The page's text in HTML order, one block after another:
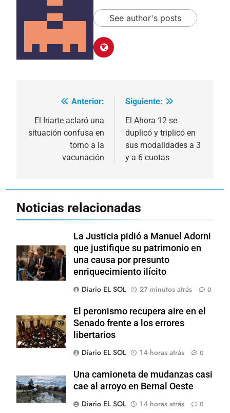
See author's posts
Navegación
de
entradas
Anterior:
El Iriarte aclaró una
situación confusa en
torno a la
vacunación
Siguiente:
El Ahora 12 se
duplicó y triplicó en
sus modalidades a 3
y a 6 cuotas
Noticias relacionadas
La Justicia pidió a Manuel Adorni
que justifique su patrimonio en
una causa por presunto
enriquecimiento ilícito
Diario EL SOL
27 minutos atrás 0
El peronismo recupera aire en el
Senado frente a los errores
libertarios
Diario EL SOL
14 horas atrás 0
Una camioneta de mudanzas casi
cae al arroyo en Bernal Oeste
Diario EL SOL
14 horas atrás 0